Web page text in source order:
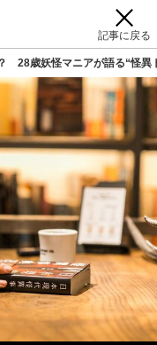
記事に戻る
28歳妖怪マニアが語る“怪異